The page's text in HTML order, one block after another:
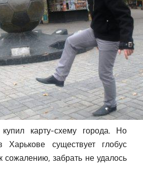
карту-схему города. Но
Харькове существует глобус
сожалению, забрать не удалось